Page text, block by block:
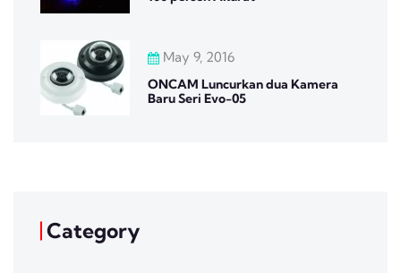
May 9, 2016
ONCAM Luncurkan dua Kamera
Baru Seri Evo-05
Category